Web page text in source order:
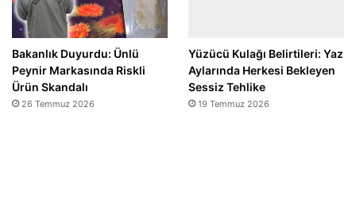
Bakanlık Duyurdu: Ünlü
Peynir Markasında Riskli
Ürün Skandalı
26 Temmuz 2026
Yüzücü Kulağı Belirtileri: Yaz
Aylarında Herkesi Bekleyen
Sessiz Tehlike
19 Temmuz 2026